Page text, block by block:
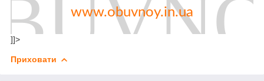
www.obuvnoy.in.ua
]]>
Приховати